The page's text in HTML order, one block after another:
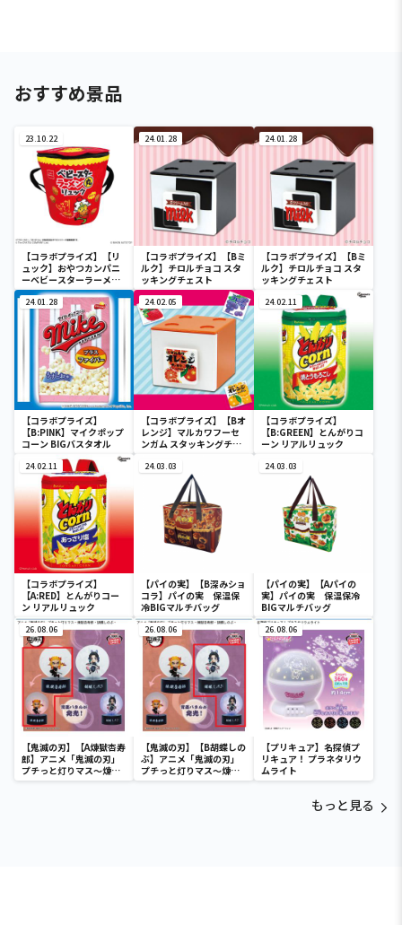
おすすめ景品
23.10.22
【コラボプライズ】【リ
ュック】おやつカンパニ
ーベビースターラーメン
丸リュック
24.01.28
【コラボプライズ】【Bミ
ルク】チロルチョコ スタ
ッキングチェスト
24.01.28
【コラボプライズ】【Bミ
ルク】チロルチョコ スタ
ッキングチェスト
24.01.28
【コラボプライズ】
【B:PINK】マイクポップ
コーン BIGバスタオル
24.02.05
【コラボプライズ】【Bオ
レンジ】マルカワフーセ
ンガム スタッキングチェ
24.02.11
【コラボプライズ】
【B:GREEN】とんがりコ
ーン リアルリュック
24.02.11
【コラボプライズ】
【A:RED】とんがりコー
ン リアルリュック
24.03.03
【パイの実】【B深みショ
コラ】パイの実 保温保
冷BIGマルチバッグ
24.03.03
【パイの実】【Aパイの
実】パイの実 保温保冷
BIGマルチバッグ
26.08.06
【鬼滅の刃】【A煉獄杏寿
郎】アニメ「鬼滅の刃」
プチっと灯りマス～煉獄
杏寿郎・胡蝶しのぶ～
26.08.06
【鬼滅の刃】【B胡蝶しの
ぶ】アニメ「鬼滅の刃」
プチっと灯りマス～煉獄
杏寿郎・胡蝶しのぶ～
26.08.06
【プリキュア】名探偵プ
リキュア！ プラネタリウ
ムライト
もっと見る